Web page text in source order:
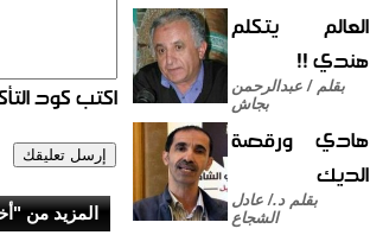
العالم يتكلم
هندي !!
بقلم / عبدالرحمن
بجاش
هادي ورقصة
الديك
بقلم د./ عادل
الشجاع
اكتب كود
المزيد من